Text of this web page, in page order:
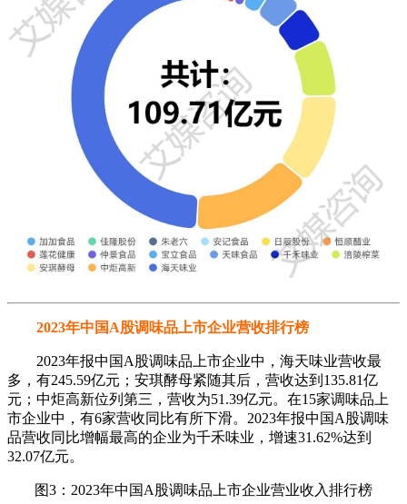
2023年中国A股调味品上市企业营收排行榜
2023年报中国A股调味品上市企业中，海天味业营收最
多，有245.59亿元；安琪酵母紧随其后，营收达到135.81亿
元；中炬高新位列第三，营收为51.39亿元。在15家调味品上
市企业中，有6家营收同比有所下滑。2023年报中国A股调味
品营收同比增幅最高的企业为千禾味业，增速31.62%达到
32.07亿元。
图3：2023年中国A股调味品上市企业营业收入排行榜